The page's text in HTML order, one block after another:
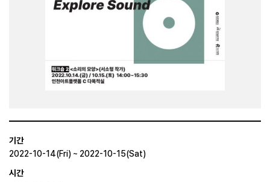
기간
2022-10-14(Fri) ~ 2022-10-15(Sat)
시간